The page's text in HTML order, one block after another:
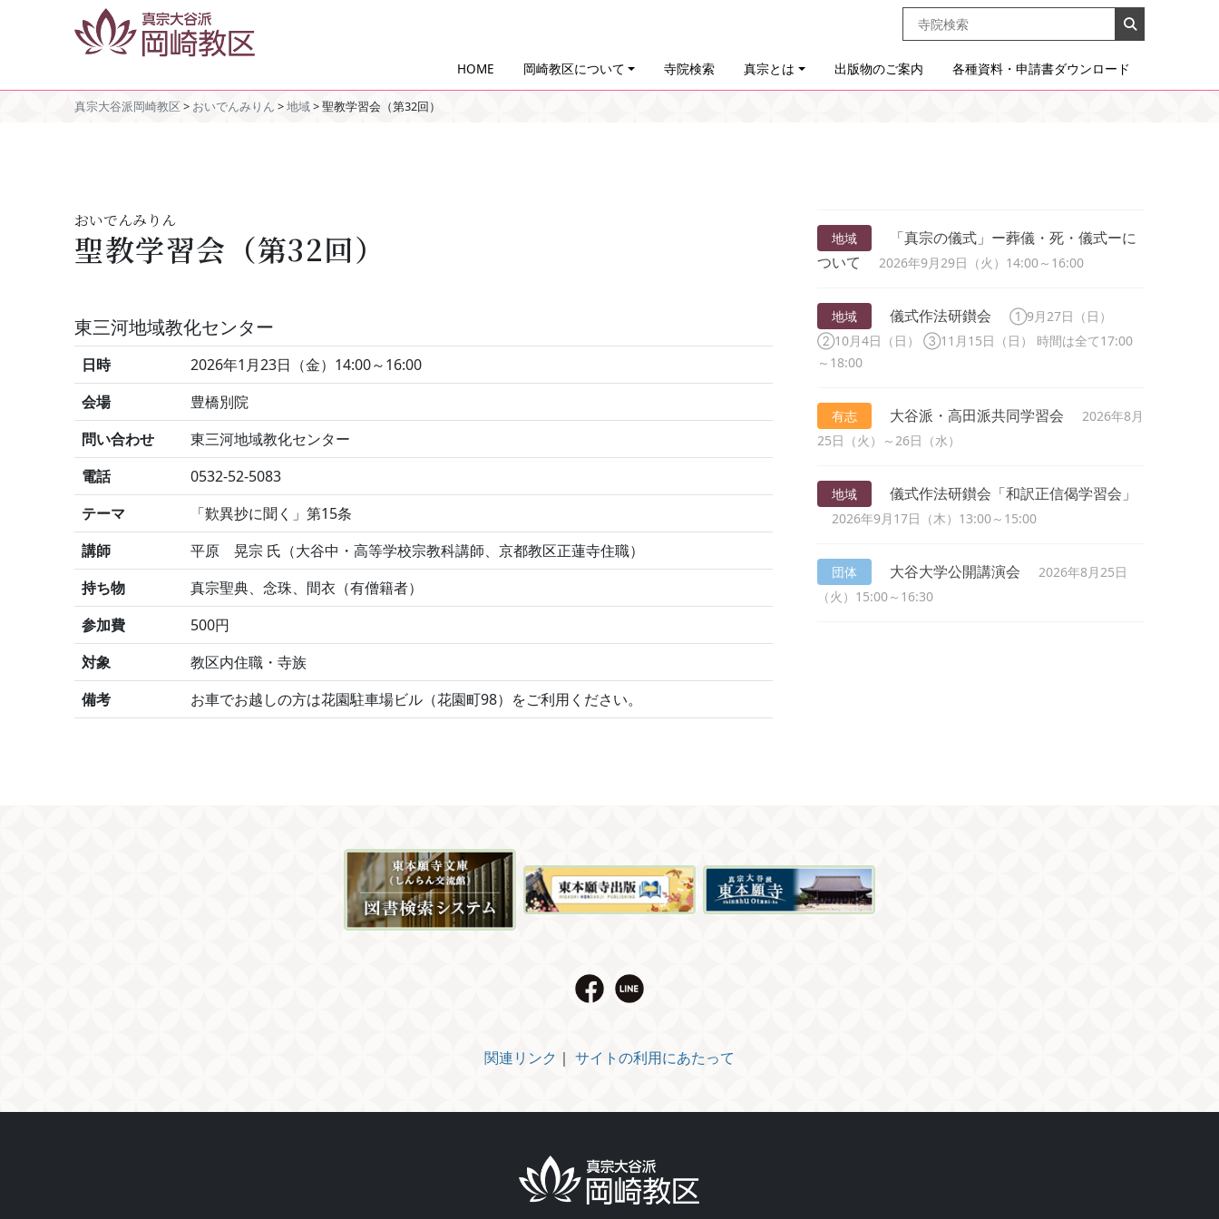
HOME 岡崎教区について 寺院検索 真宗とは 出版物のご案内 各種資料・申請書ダウンロード
真宗大谷派岡崎教区 > おいでんみりん >地域>聖教学習会（第32回）
おいでんみりん
聖教学習会（第32回）
東三河地域教化センター
日時
2026年1月23日（金）14:00～16:00
会場
豊橋別院
問い合わせ
東三河地域教化センター
電話
0532-52-5083
テーマ
「歎異抄に聞く」第15条
講師
平原 晃宗 氏（大谷中・高等学校宗教科講師、京都教区正蓮寺住職）
持ち物
真宗聖典、念珠、間衣（有僧籍者）
参加費
500円
対象
教区内住職・寺族
備考
お車でお越しの方は花園駐車場ビル（花園町98）をご利用ください。
地域
「真宗の儀式」ー葬儀・死・儀式ーに
ついて
2026年9月29日（火）14:00～16:00
地域 儀式作法研鑚会
①9月27日（日）
②10月4日（日） ③11月15日（日） 時間は全て17:00
～18:00
有志 大谷派・高田派共同学習会
2026年8月
25日（火）～26日（水）
地域 儀式作法研鑚会「和訳正信偈学習会」
2026年9月17日（木）13:00～15:00
団体 大谷大学公開講演会
2026年8月25日
（火）15:00～16:30
関連リンク ｜ サイトの利用にあたって